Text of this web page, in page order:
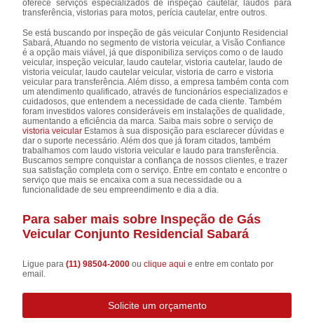
oferece serviços especializados de inspeção cautelar, laudos para
transferência, vistorias para motos, perícia cautelar, entre outros.
Se está buscando por inspeção de gás veicular Conjunto Residencial
Sabará, Atuando no segmento de vistoria veicular, a Visão Confiance
é a opção mais viável, já que disponibiliza serviços como o de laudo
veicular, inspeção veicular, laudo cautelar, vistoria cautelar, laudo de
vistoria veicular, laudo cautelar veicular, vistoria de carro e vistoria
veicular para transferência. Além disso, a empresa também conta com
um atendimento qualificado, através de funcionários especializados e
cuidadosos, que entendem a necessidade de cada cliente. Também
foram investidos valores consideráveis em instalações de qualidade,
aumentando a eficiência da marca. Saiba mais sobre o serviço de
vistoria veicular Estamos à sua disposição para esclarecer dúvidas e
dar o suporte necessário. Além dos que já foram citados, também
trabalhamos com laudo vistoria veicular e laudo para transferência.
Buscamos sempre conquistar a confiança de nossos clientes, e trazer
sua satisfação completa com o serviço. Entre em contato e encontre o
serviço que mais se encaixa com a sua necessidade ou a
funcionalidade de seu empreendimento e dia a dia.
Para saber mais sobre Inspeção de Gás
Veicular Conjunto Residencial Sabará
Ligue para(11) 98504-2000ouclique aqui e entre em contato por
email.
Solicite um orçamento